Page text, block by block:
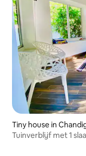
Tiny house in
Tuinverblijf met 1